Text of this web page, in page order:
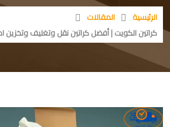
الرئيسية
المقالات
كراتين الكويت | أفضل كراتين نقل وتغليف وتخزين اطلب